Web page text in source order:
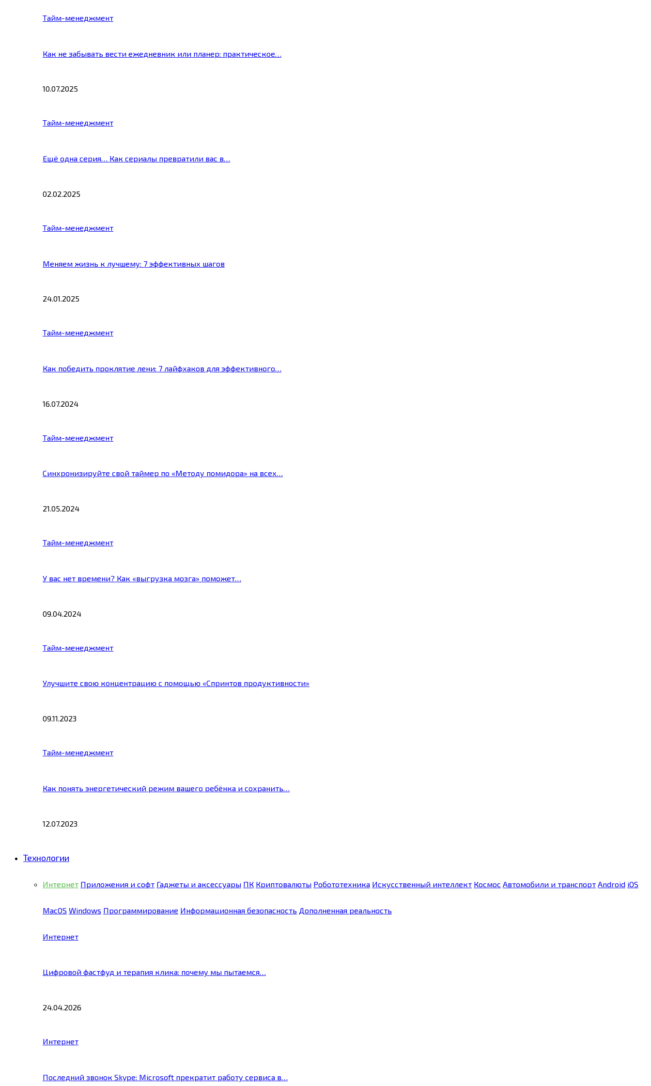
Тайм-менеджмент
Как не забывать вести ежедневник или планер: практическое…
10.07.2025
Тайм-менеджмент
Ещё одна серия… Как сериалы превратили вас в…
02.02.2025
Тайм-менеджмент
Меняем жизнь к лучшему: 7 эффективных шагов
24.01.2025
Тайм-менеджмент
Как победить проклятие лени: 7 лайфхаков для эффективного…
16.07.2024
Тайм-менеджмент
Синхронизируйте свой таймер по «Методу помидора» на всех…
21.05.2024
Тайм-менеджмент
У вас нет времени? Как «выгрузка мозга» поможет…
09.04.2024
Тайм-менеджмент
Улучшите свою концентрацию с помощью «Спринтов продуктивности»
09.11.2023
Тайм-менеджмент
Как понять энергетический режим вашего ребёнка и сохранить…
12.07.2023
Технологии
Интернет Приложения и софт Гаджеты и аксессуары ПК Криптовалюты Робототехника Искусственный интеллект Космос Автомобили и транспорт Android iOS
MacOS Windows Программирование Информационная безопасность Дополненная реальность
Интернет
Цифровой фастфуд и терапия клика: почему мы пытаемся…
24.04.2026
Интернет
Последний звонок Skype: Microsoft прекратит работу сервиса в…